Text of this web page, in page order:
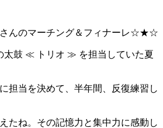
さんのマーチング＆フィナーレ☆★☆
太鼓 ≪ トリオ ≫ を担当していた夏
担当を決めて、半年間、反復練習し
たね。その記憶力と集中力に感動し